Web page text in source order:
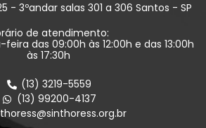
- 3ºandar salas 301 a 306 Santos - SP
de atendimento:
das 09:00h às 12:00h e das 13:00h
às 17:30h
(13) 3219-5559
(13) 99200-4137